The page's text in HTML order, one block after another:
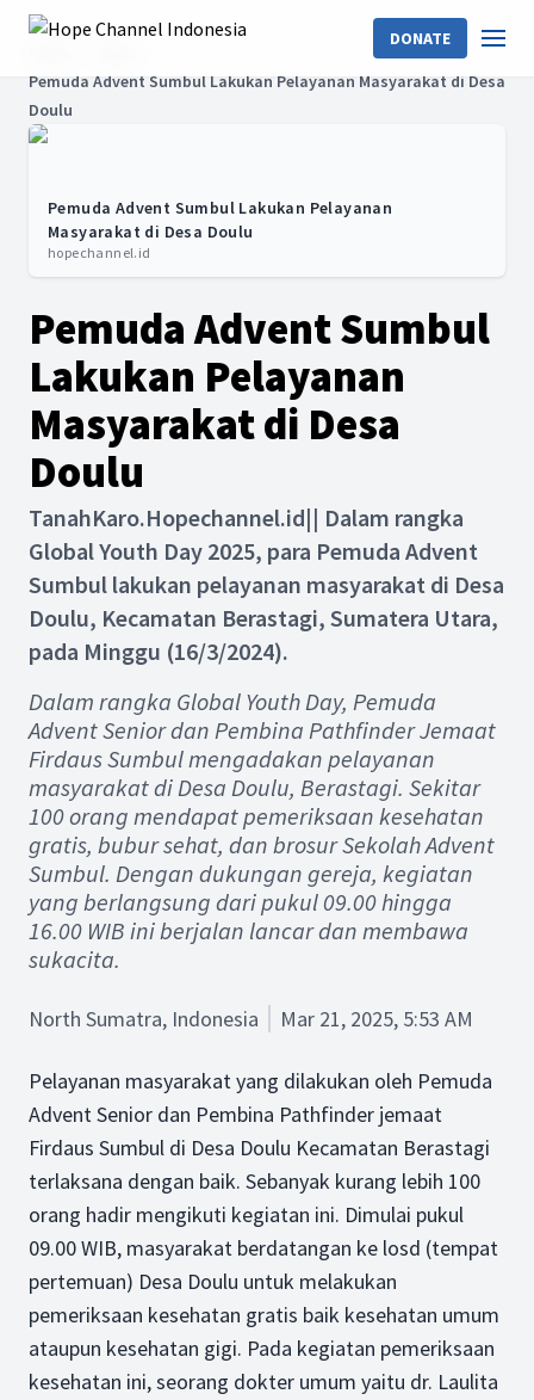
DONATE
Pemuda Advent Sumbul Lakukan Pelayanan Masyarakat di Desa
Doulu
Pemuda Advent Sumbul Lakukan Pelayanan
Masyarakat di Desa Doulu
hopechannel.id
Pemuda Advent Sumbul
Lakukan Pelayanan
Masyarakat di Desa
Doulu
TanahKaro.Hopechannel.id|| Dalam rangka
Global Youth Day 2025, para Pemuda Advent
Sumbul lakukan pelayanan masyarakat di Desa
Doulu, Kecamatan Berastagi, Sumatera Utara,
pada Minggu (16/3/2024).
Dalam rangka Global Youth Day, Pemuda
Advent Senior dan Pembina Pathfinder Jemaat
Firdaus Sumbul mengadakan pelayanan
masyarakat di Desa Doulu, Berastagi. Sekitar
100 orang mendapat pemeriksaan kesehatan
gratis, bubur sehat, dan brosur Sekolah Advent
Sumbul. Dengan dukungan gereja, kegiatan
yang berlangsung dari pukul 09.00 hingga
16.00 WIB ini berjalan lancar dan membawa
sukacita.
North Sumatra, Indonesia Mar 21, 2025, 5:53 AM
Pelayanan masyarakat yang dilakukan oleh Pemuda
Advent Senior dan Pembina Pathfinder jemaat
Firdaus Sumbul di Desa Doulu Kecamatan Berastagi
terlaksana dengan baik. Sebanyak kurang lebih 100
orang hadir mengikuti kegiatan ini. Dimulai pukul
09.00 WIB, masyarakat berdatangan ke losd (tempat
pertemuan) Desa Doulu untuk melakukan
pemeriksaan kesehatan gratis baik kesehatan umum
ataupun kesehatan gigi. Pada kegiatan pemeriksaan
kesehatan ini, seorang dokter umum yaitu dr. Laulita